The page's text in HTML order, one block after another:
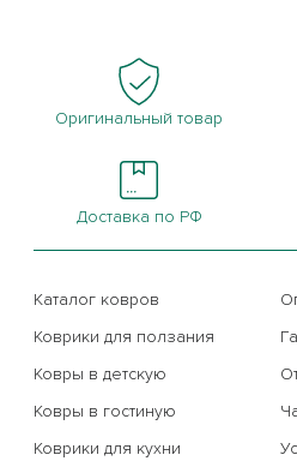
Оригинальный товар
Доставка по РФ
Каталог ковров
Коврики для ползания
Ковры в детскую
Ковры в гостиную
Коврики для кухни